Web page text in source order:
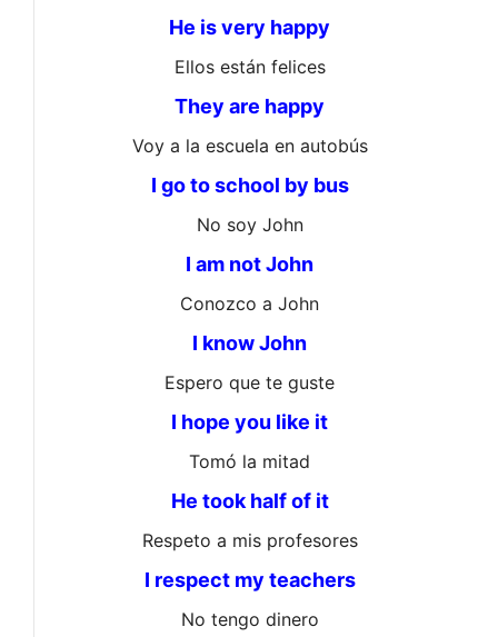
He is very happy
Ellos están felices
They are happy
Voy a la escuela en autobús
I go to school by bus
No soy John
I am not John
Conozco a John
I know John
Espero que te guste
I hope you like it
Tomó la mitad
He took half of it
Respeto a mis profesores
I respect my teachers
No tengo dinero